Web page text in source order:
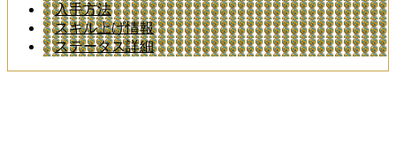
入手方法
スキル上げ情報
ステータス詳細